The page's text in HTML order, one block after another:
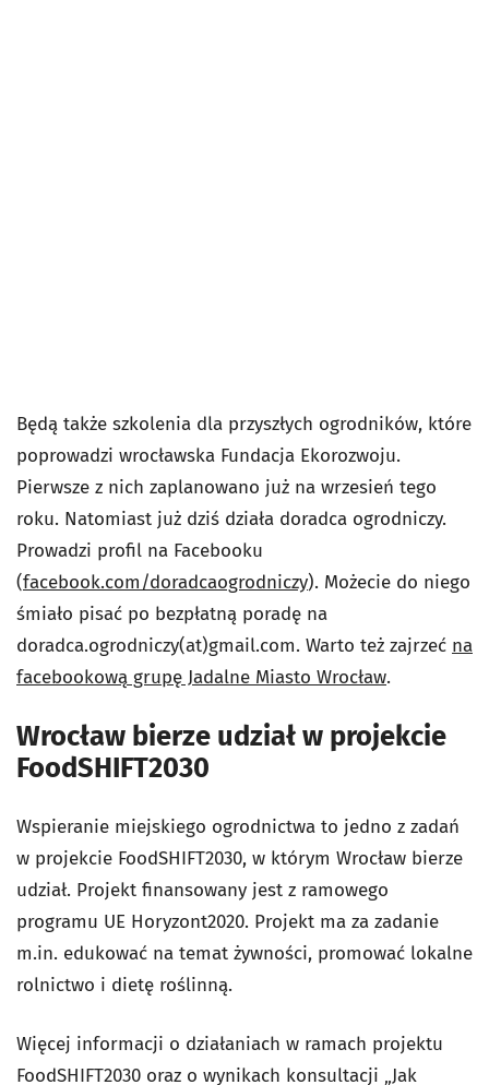
Będą także szkolenia dla przyszłych ogrodników, które
poprowadzi wrocławska Fundacja Ekorozwoju.
Pierwsze z nich zaplanowano już na wrzesień tego
roku. Natomiast już dziś działa doradca ogrodniczy.
Prowadzi profil na Facebooku
(facebook.com/doradcaogrodniczy). Możecie do niego
śmiało pisać po bezpłatną poradę na
doradca.ogrodniczy(at)gmail.com. Warto też zajrzeć na
facebookową grupę Jadalne Miasto Wrocław.
Wrocław bierze udział w projekcie
FoodSHIFT2030
Wspieranie miejskiego ogrodnictwa to jedno z zadań
w projekcie FoodSHIFT2030, w którym Wrocław bierze
udział. Projekt finansowany jest z ramowego
programu UE Horyzont2020. Projekt ma za zadanie
m.in. edukować na temat żywności, promować lokalne
rolnictwo i dietę roślinną.
Więcej informacji o działaniach w ramach projektu
FoodSHIFT2030 oraz o wynikach konsultacji „Jak